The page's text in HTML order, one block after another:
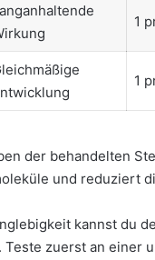
1
1
der behandelten
und reduziert
kannst du
Teste zuerst an einer